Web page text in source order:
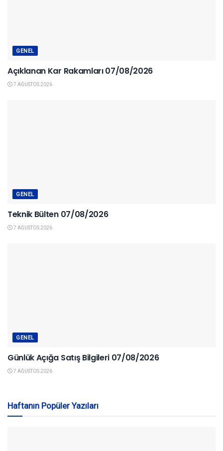
GENEL
Açıklanan Kar Rakamları 07/08/2026
7 AĞUSTOS 2026
GENEL
Teknik Bülten 07/08/2026
7 AĞUSTOS 2026
GENEL
Günlük Açığa Satış Bilgileri 07/08/2026
7 AĞUSTOS 2026
Haftanın Popüler Yazıları